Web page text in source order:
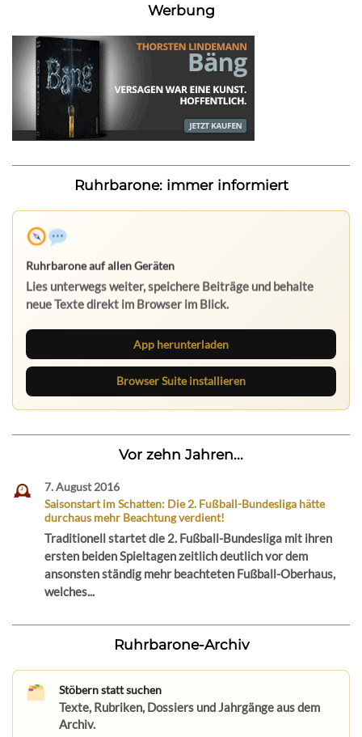
Werbung
Ruhrbarone: immer informiert
Ruhrbarone auf allen Geräten
Lies unterwegs weiter, speichere Beiträge und behalte
neue Texte direkt im Browser im Blick.
App herunterladen
Browser Suite installieren
Vor zehn Jahren...
7. August 2016
Saisonstart im Schatten: Die 2. Fußball-Bundesliga hätte
durchaus mehr Beachtung verdient!
Traditionell startet die 2. Fußball-Bundesliga mit ihren
ersten beiden Spieltagen zeitlich deutlich vor dem
ansonsten ständig mehr beachteten Fußball-Oberhaus,
welches...
Ruhrbarone-Archiv
Stöbern statt suchen
Texte, Rubriken, Dossiers und Jahrgänge aus dem
Archiv.